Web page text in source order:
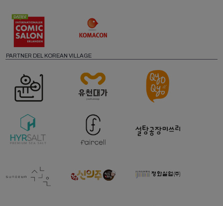
PARTNER DEL KOREAN VILLAGE